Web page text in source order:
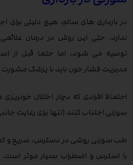
در بارداری های سالم، هیچ دلیلی
ندارد. حتی این روش در درمان
توصیه می شود، اما حتما قبل از
مدیریت فشار خون باید با پزشک مشورت
احتمالا افرادی که دچار اختلال
سوزنی اجتناب کنند (تنها برای رعایت
طب سوزنی روشی در دسترس، سریع و کم
با استرس و اضطراب بسیار موثر است.